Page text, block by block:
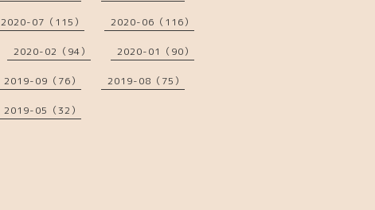
2020-07（115） 2020-06（116）
2020-02（94） 2020-01（90）
2019-09（76） 2019-08（75）
2019-05（32）